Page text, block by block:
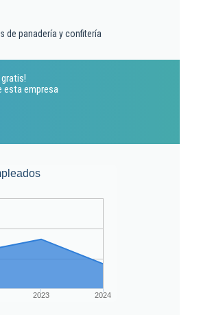
de panadería y confitería
esta empresa
2023 2024